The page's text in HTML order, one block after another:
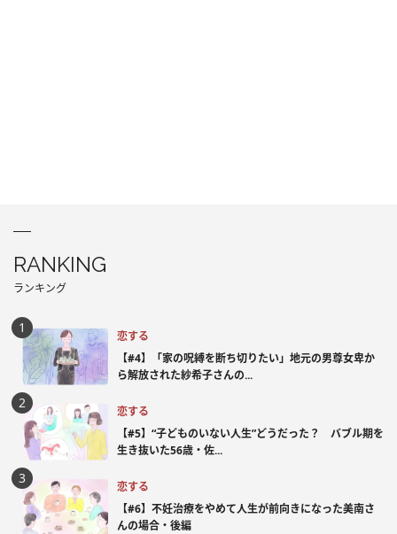
RANKING
ランキング
恋する
【#4】「家の呪縛を断ち切りたい」地元の男尊女卑か
ら解放された紗希子さんの...
恋する
【#5】“子どものいない人生”どうだった？ バブル期を
生き抜いた56歳・佐...
恋する
【#6】不妊治療をやめて人生が前向きになった美南さ
んの場合・後編